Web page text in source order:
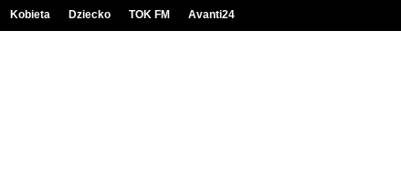
Kobieta Dziecko TOK FM Avanti24